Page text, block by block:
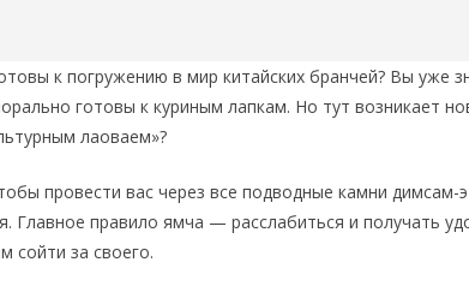
к погружению в мир китайских бранчей? Вы уже
готовы к куриным лапкам. Но тут возникает
лаоваем»?
провести вас через все подводные камни димсам-
Главное правило ямча — расслабиться и получать
сойти за своего.